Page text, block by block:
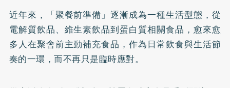
近年來，「聚餐前準備」逐漸成為一種生活型態，從
電解質飲品、維生素飲品到蛋白質相關食品，愈來愈
多人在聚會前主動補充食品，作為日常飲食與生活節
奏的一環，而不再只是臨時應對。